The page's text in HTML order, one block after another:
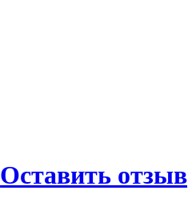
Оставить отзыв